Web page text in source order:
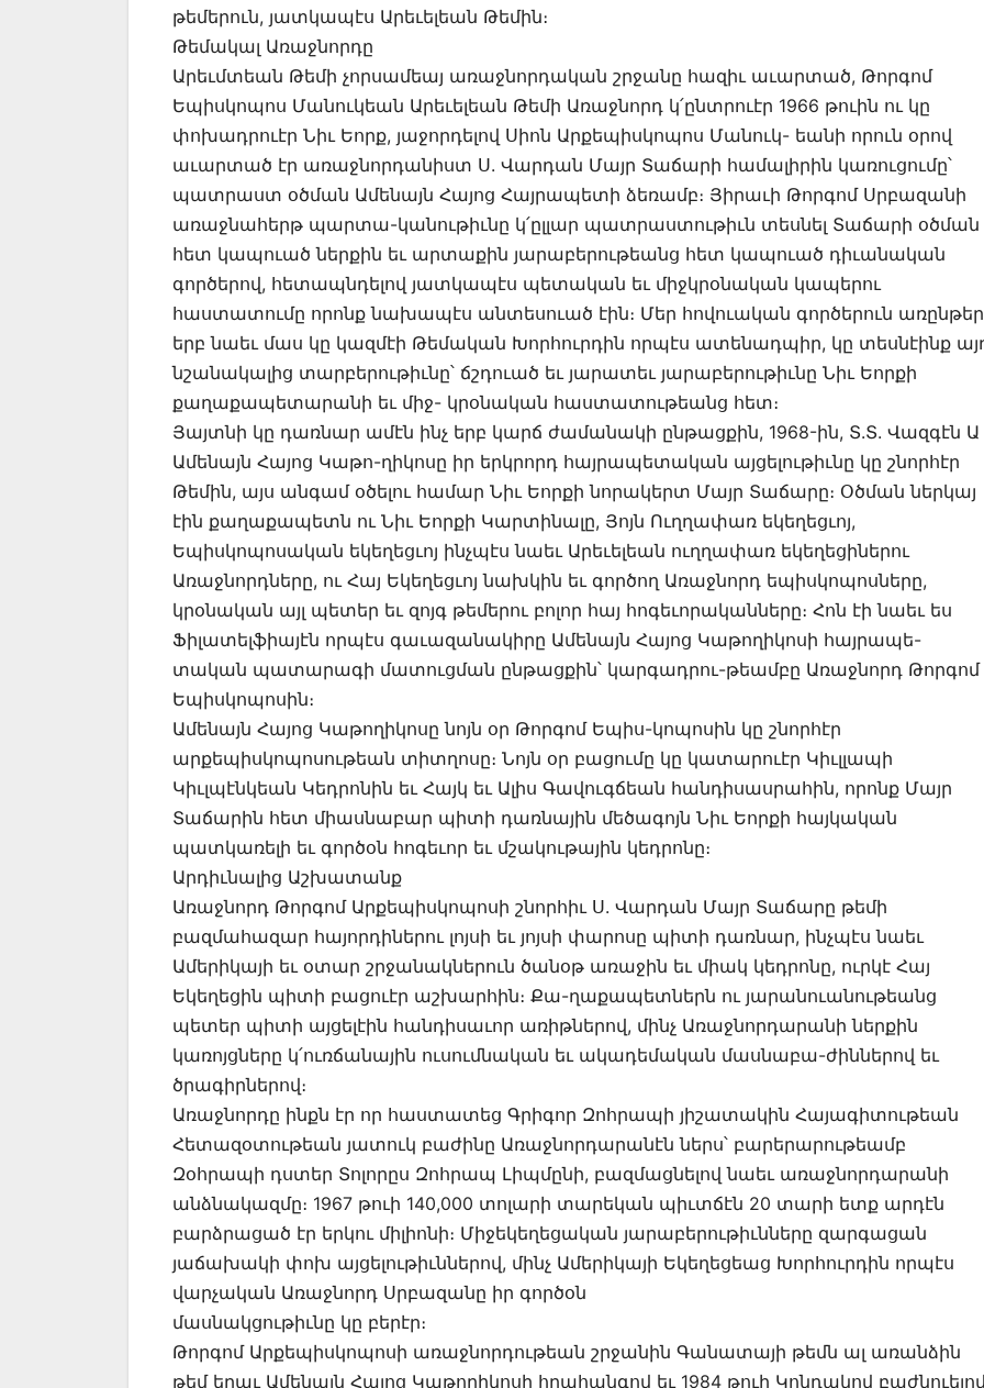
թեմերուն, յատկապէս Արեւելեան Թեմին։
Թեմակալ Առաջնորդը
Արեւմտեան Թեմի չորսամեայ առաջնորդական շրջանը հազիւ աւարտած, Թորգոմ
Եպիսկոպոս Մանուկեան Արեւելեան Թեմի Առաջնորդ կ՛ընտրուէր 1966 թուին ու կը
փոխադրուէր Նիւ Եորք, յաջորդելով Սիոն Արքեպիսկոպոս Մանուկ- եանի որուն օրով
աւարտած էր առաջնորդանիստ Ս. Վարդան Մայր Տաճարի համալիրին կառուցումը՝
պատրաստ օծման Ամենայն Հայոց Հայրապետի ձեռամբ։ Յիրաւի Թորգոմ Սրբազանի
առաջնահերթ պարտա-կանութիւնը կ՛ըլլար պատրաստութիւն տեսնել Տաճարի օծման
հետ կապուած ներքին եւ արտաքին յարաբերութեանց հետ կապուած դիւանական
գործերով, հետապնդելով յատկապէս պետական եւ միջկրօնական կապերու
հաստատումը որոնք նախապէս անտեսուած էին։ Մեր հովուական գործերուն
երբ նաեւ մաս կը կազմէի Թեմական Խորհուրդին որպէս ատենադպիր, կը տեսնէինք
նշանակալից տարբերութիւնը՝ ճշդուած եւ յարատեւ յարաբերութիւնը Նիւ Եորքի
քաղաքապետարանի եւ միջ- կրօնական հաստատութեանց հետ։
Յայտնի կը դառնար ամէն ինչ երբ կարճ ժամանակի ընթացքին, 1968-ին, Տ.Տ. Վազգէն Ա
Ամենայն Հայոց Կաթո-ղիկոսը իր երկրորդ հայրապետական այցելութիւնը կը շնորհէր
Թեմին, այս անգամ օծելու համար Նիւ Եորքի նորակերտ Մայր Տաճարը։ Օծման ներկայ
էին քաղաքապետն ու Նիւ Եորքի Կարտինալը, Յոյն Ուղղափառ եկեղեցւոյ,
Եպիսկոպոսական եկեղեցւոյ ինչպէս նաեւ Արեւելեան ուղղափառ եկեղեցիներու
Առաջնորդները, ու Հայ Եկեղեցւոյ նախկին եւ գործող Առաջնորդ եպիսկոպոսները,
կրօնական այլ պետեր եւ զոյգ թեմերու բոլոր հայ հոգեւորականները։ Հոն էի նաեւ ես
Ֆիլատելֆիայէն որպէս գաւազանակիրը Ամենայն Հայոց Կաթողիկոսի հայրապե-
տական պատարագի մատուցման ընթացքին՝ կարգադրու-թեամբը Առաջնորդ Թորգոմ
Եպիսկոպոսին։
Ամենայն Հայոց Կաթողիկոսը նոյն օր Թորգոմ Եպիս-կոպոսին կը շնորհէր
արքեպիսկոպոսութեան տիտղոսը։ Նոյն օր բացումը կը կատարուէր Կիւլլապի
Կիւլպէնկեան Կեդրոնին եւ Հայկ եւ Ալիս Գավուգճեան հանդիսասրահին, որոնք Մայր
Տաճարին հետ միասնաբար պիտի դառնային մեծագոյն Նիւ Եորքի հայկական
պատկառելի եւ գործօն հոգեւոր եւ մշակութային կեդրոնը։
Արդիւնալից Աշխատանք
Առաջնորդ Թորգոմ Արքեպիսկոպոսի շնորհիւ Ս. Վարդան Մայր Տաճարը թեմի
բազմահազար հայորդիներու լոյսի եւ յոյսի փարոսը պիտի դառնար, ինչպէս նաեւ
Ամերիկայի եւ օտար շրջանակներուն ծանօթ առաջին եւ միակ կեդրոնը, ուրկէ Հայ
Եկեղեցին պիտի բացուէր աշխարհին։ Քա-ղաքապետներն ու յարանուանութեանց
պետեր պիտի այցելէին հանդիսաւոր առիթներով, մինչ Առաջնորդարանի ներքին
կառոյցները կ՛ուռճանային ուսումնական եւ ակադեմական մասնաբա-ժիններով եւ
ծրագիրներով։
Առաջնորդը ինքն էր որ հաստատեց Գրիգոր Զոհրապի յիշատակին Հայագիտութեան
Հետազօտութեան յատուկ բաժինը Առաջնորդարանէն ներս՝ բարերարութեամբ
Զօհրապի դստեր Տոլորըս Զոհրապ Լիպմընի, բազմացնելով նաեւ առաջնորդարանի
անձնակազմը։ 1967 թուի 140,000 տոլարի տարեկան պիւտճէն 20 տարի ետք արդէն
բարձրացած էր երկու միլիոնի։ Միջեկեղեցական յարաբերութիւնները զարգացան
յաճախակի փոխ այցելութիւններով, մինչ Ամերիկայի Եկեղեցեաց Խորհուրդին որպէս
վարչական Առաջնորդ Սրբազանը իր գործօն
մասնակցութիւնը կը բերէր։
Թորգոմ Արքեպիսկոպոսի առաջնորդութեան շրջանին Գանատայի թեմն ալ առանձին
թեմ եղաւ Ամենայն Հայոց Կաթողիկոսի հրահանգով եւ 1984 թուի Կոնդակով